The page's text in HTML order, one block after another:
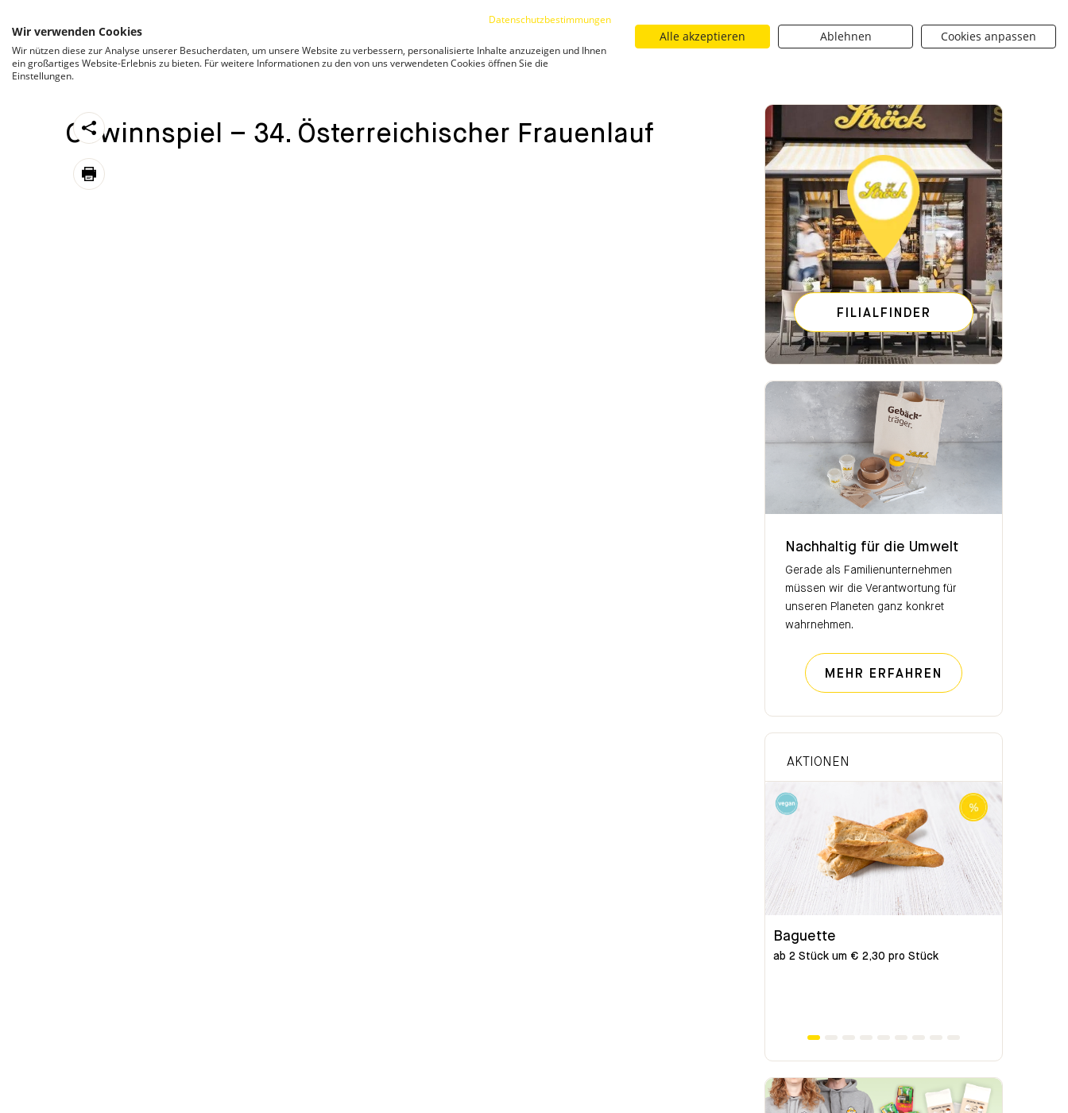
Sortiment Filialfinder Neuigkeiten Karriere Über uns BROTique
Suchen
https://stroeck.at/competition/gewinnspiel-34-oesterreichischer-frauenlauf/ Gewinnspiel – 34. Österreichischer Frauenlauf Gewinnspiel – 34. Österreichischer
Toogle share
print
Gewinnspiel – 34. Österreichischer Frauenlauf
FILIALFINDER
Nachhaltig für die Umwelt
Gerade als Familienunternehmen
müssen wir die Verantwortung für
unseren Planeten ganz konkret
wahrnehmen.
MEHR ERFAHREN NACHHALTIG
AKTIONEN
Baguette
ab 2 Stück um € 2,30 pro Stück
Datenschutzbestimmungen
Wir verwenden Cookies
Wir nützen diese zur Analyse unserer Besucherdaten, um unsere Website zu verbessern, personalisierte Inhalte anzuzeigen und Ihnen
ein großartiges Website-Erlebnis zu bieten. Für weitere Informationen zu den von uns verwendeten Cookies öffnen Sie die
Einstellungen.
Alle akzeptieren Ablehnen Cookies anpassen